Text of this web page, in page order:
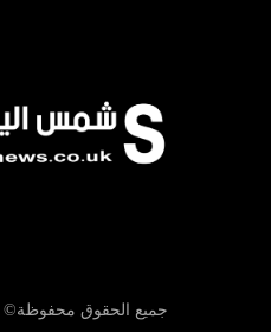
جميع الحقوق محفوظة©